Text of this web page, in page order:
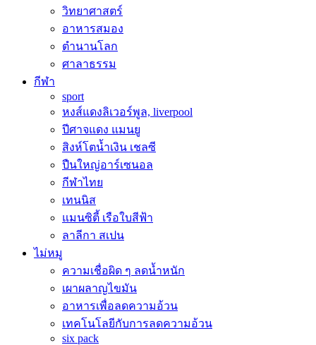
วิทยาศาสตร์
อาหารสมอง
ตำนานโลก
ศาลาธรรม
กีฬา
sport
หงส์แดงลิเวอร์พูล, liverpool
ปีศาจแดง แมนยู
สิงห์โตน้ำเงิน เชลซี
ปืนใหญ่อาร์เซนอล
กีฬาไทย
เทนนิส
แมนซิตี้ เรือใบสีฟ้า
ลาลีกา สเปน
ไม่หมู
ความเชื่อผิด ๆ ลดน้ำหนัก
เผาผลาญไขมัน
อาหารเพื่อลดความอ้วน
เทคโนโลยีกับการลดความอ้วน
six pack